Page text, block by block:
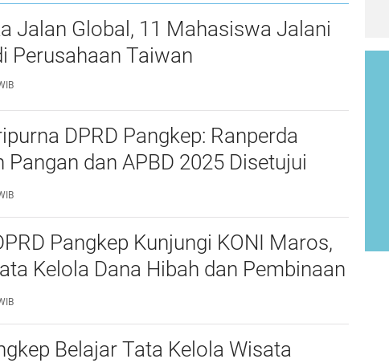
Jalan Global, 11 Mahasiswa Jalani
Perusahaan Taiwan
DPRD Pangkep: Ranperda
Pangan dan APBD 2025 Disetujui
Catatan
Pangkep Kunjungi KONI Maros,
Kelola Dana Hibah dan Pembinaan
Belajar Tata Kelola Wisata